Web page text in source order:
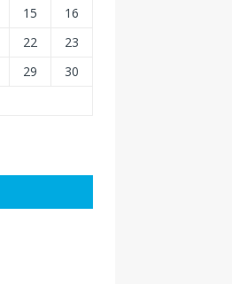
15
16
22
23
29
30